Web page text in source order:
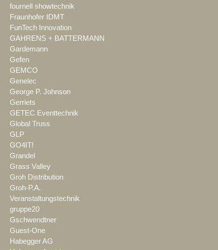
fournell showtechnik
Fraunhofer IDMT
FunTech Innovation
GAHRENS + BATTERMANN
Gardemann
Gefen
GEMCO
Genelec
George P. Johnson
Gerriets
GETEC Eventtechnik
Global Truss
GLP
GO4IT!
Grandel
Grass Valley
Groh Distribution
Groh-P.A.
Veranstaltungstechnik
gruppe20
Gschwendtner
Guest-One
Habegger AG